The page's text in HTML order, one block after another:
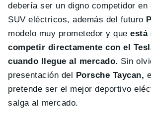
debería ser un digno competidor
SUV eléctricos, además del futuro
modelo muy prometedor y que está
competir directamente con el
cuando llegue al mercado. Sin
presentación del Porsche Taycan,
pretende ser el mejor deportivo
salga al mercado.